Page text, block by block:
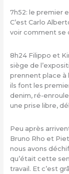
7h52: le premier
C’est Carlo
voir comment se
8h24 Filippo et
siège de
prennent place à
ils font les
denim, ré-
une prise libre,
Peu après
Bruno Rho et
nous avons
qu’était cette
travail. Et c’est